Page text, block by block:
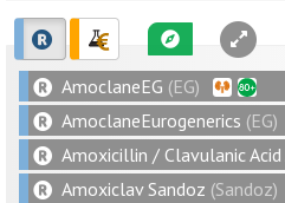
AmoclaneEG (EG)
AmoclaneEurogenerics (EG)
Amoxicillin / Clavulanic Acid
Amoxiclav Sandoz (Sandoz)